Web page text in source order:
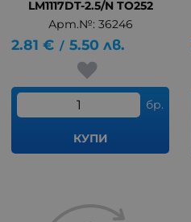
LM1117DT-2.5/N TO252
Арт.№: 36246
2.81 € / 5.50 лв.
бр.
КУПИ